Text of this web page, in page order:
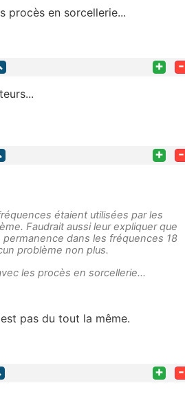
procès en sorcellerie...
+ -
+ -
étaient utilisées par les
Faudrait aussi leur expliquer que
dans les fréquences 18
problème non plus.
les procès en sorcellerie...
pas du tout la même.
+ -